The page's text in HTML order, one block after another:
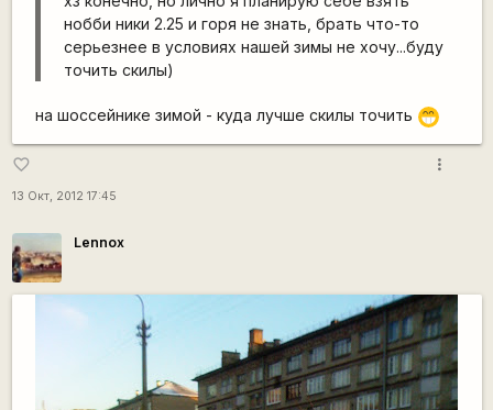
нобби ники 2.25 и горя не знать, брать что-то
серьезнее в условиях нашей зимы не хочу...буду
точить скилы)
на шоссейнике зимой - куда лучше скилы точить ;D
favorite_border
13 Окт, 2012 17:45
more_vert
Lennox